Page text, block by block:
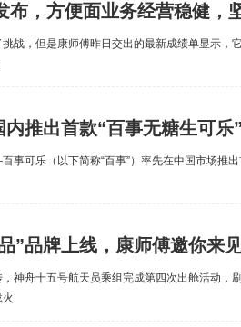
布，方便面业务经营稳健，
战，但是康师傅昨日交出的最新成绩单显示，
推出首款“百事无糖生可乐
可乐（以下简称“百事”）率先在中国市场推出
”品牌上线，康师傅邀你来
神舟十五号航天员乘组完成第四次出舱活动，